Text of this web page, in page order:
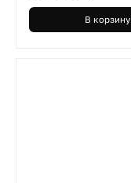
В корзину